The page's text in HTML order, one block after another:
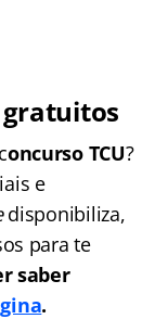
gratuitos
oncurso TCU?
e
disponibiliza,
para te
saber
.